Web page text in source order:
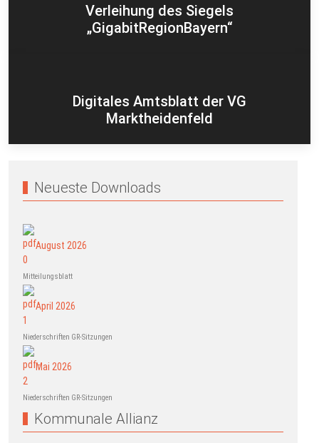
Verleihung des Siegels
„GigabitRegionBayern“
Digitales Amtsblatt der VG
Marktheidenfeld
Neueste Downloads
August 2026
Mitteilungsblatt
April 2026
Niederschriften GR-Sitzungen
Mai 2026
Niederschriften GR-Sitzungen
Kommunale Allianz